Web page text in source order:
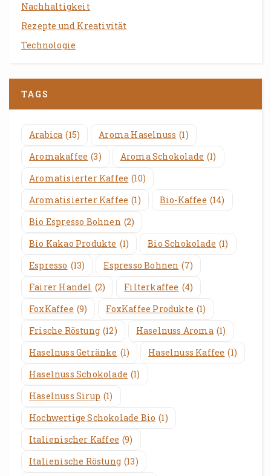
Nachhaltigkeit
Rezepte und Kreativität
Technologie
TAGS
Arabica (15) Aroma Haselnuss (1)
Aromakaffee (3) Aroma Schokolade (1)
Aromatisierter Kaffee (10)
Aromatisierter Kaffee (1) Bio-Kaffee (14)
Bio Espresso Bohnen (2)
Bio Kakao Produkte (1) Bio Schokolade (1)
Espresso (13) Espresso Bohnen (7)
Fairer Handel (2) Filterkaffee (4)
FoxKaffee (9) FoxKaffee Produkte (1)
Frische Röstung (12) Haselnuss Aroma (1)
Haselnuss Getränke (1) Haselnuss Kaffee (1)
Haselnuss Schokolade (1)
Haselnuss Sirup (1)
Hochwertige Schokolade Bio (1)
Italienischer Kaffee (9)
Italienische Röstung (13)